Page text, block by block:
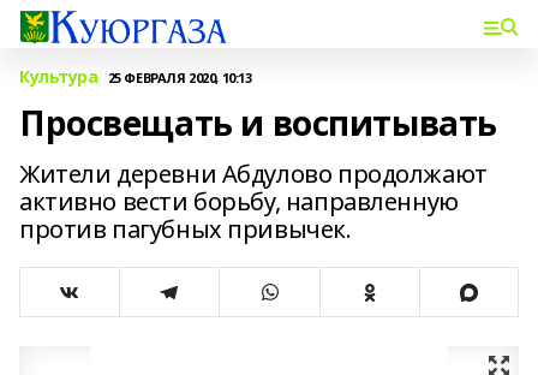
Культура 25 ФЕВРАЛЯ 2020, 10:13
Просвещать и воспитывать
Жители деревни Абдулово продолжают
активно вести борьбу, направленную
против пагубных привычек.